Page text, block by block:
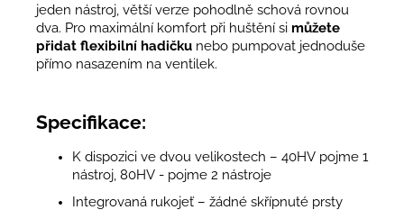
jeden nástroj, větší verze pohodlně schová rovnou
dva. Pro maximální komfort při huštění si můžete
přidat flexibilní hadičku nebo pumpovat jednoduše
přímo nasazením na ventilek.
Specifikace:
K dispozici ve dvou velikostech – 40HV pojme 1
nástroj, 80HV - pojme 2 nástroje
Integrovaná rukojeť – žádné skřípnuté prsty